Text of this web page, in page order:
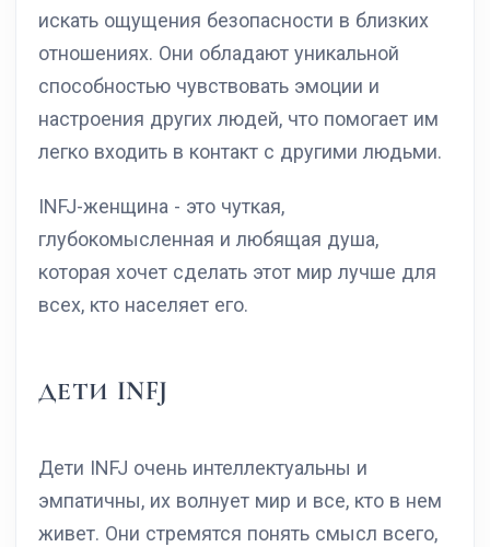
искать ощущения безопасности в близких
отношениях. Они обладают уникальной
способностью чувствовать эмоции и
настроения других людей, что помогает им
легко входить в контакт с другими людьми.
INFJ-женщина - это чуткая,
глубокомысленная и любящая душа,
которая хочет сделать этот мир лучше для
всех, кто населяет его.
ДЕТИ INFJ
Дети INFJ очень интеллектуальны и
эмпатичны, их волнует мир и все, кто в нем
живет. Они стремятся понять смысл всего,